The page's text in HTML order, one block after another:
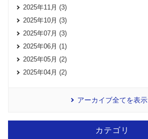
2025年11月 (3)
2025年10月 (3)
2025年07月 (3)
2025年06月 (1)
2025年05月 (2)
2025年04月 (2)
アーカイブ全てを表示
カテゴリ